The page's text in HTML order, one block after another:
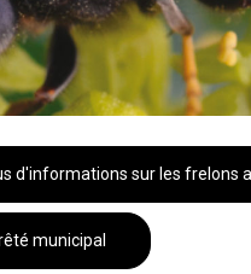
d'informations sur les frelons
municipal